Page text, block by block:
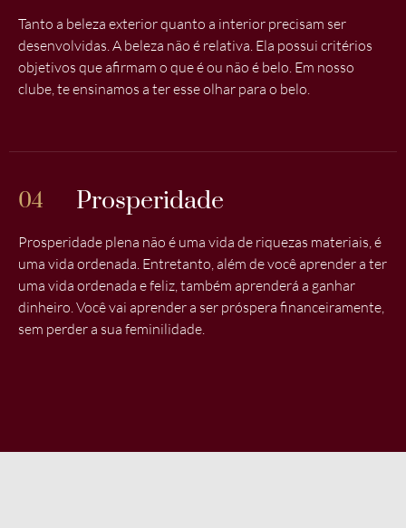
Tanto a beleza exterior quanto a interior precisam ser
desenvolvidas. A beleza não é relativa. Ela possui critérios
objetivos que afirmam o que é ou não é belo. Em nosso
clube, te ensinamos a ter esse olhar para o belo.
04 Prosperidade
Prosperidade plena não é uma vida de riquezas materiais, é
uma vida ordenada. Entretanto, além de você aprender a ter
uma vida ordenada e feliz, também aprenderá a ganhar
dinheiro. Você vai aprender a ser próspera financeiramente,
sem perder a sua feminilidade.